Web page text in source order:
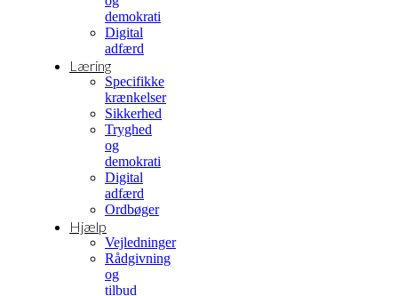
demokrati
Digital
adfærd
Læring
Specifikke
krænkelser
Sikkerhed
Tryghed
og
demokrati
Digital
adfærd
Ordbøger
Hjælp
Vejledninger
Rådgivning
og
tilbud